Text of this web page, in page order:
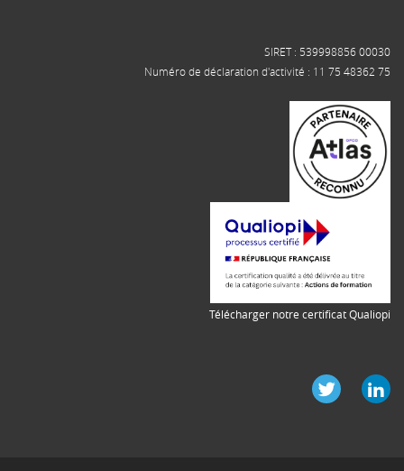
SIRET : 539998856 00030
Numéro de déclaration d'activité : 11 75 48362 75
Télécharger notre certificat Qualiopi